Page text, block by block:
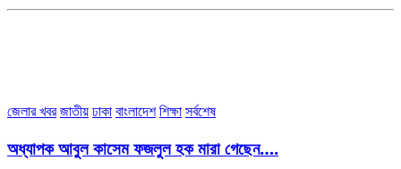
জেলার খবর জাতীয় ঢাকা বাংলাদেশ শিক্ষা সর্বশেষ
অধ্যাপক আবুল কাসেম ফজলুল হক মারা গেছেন….